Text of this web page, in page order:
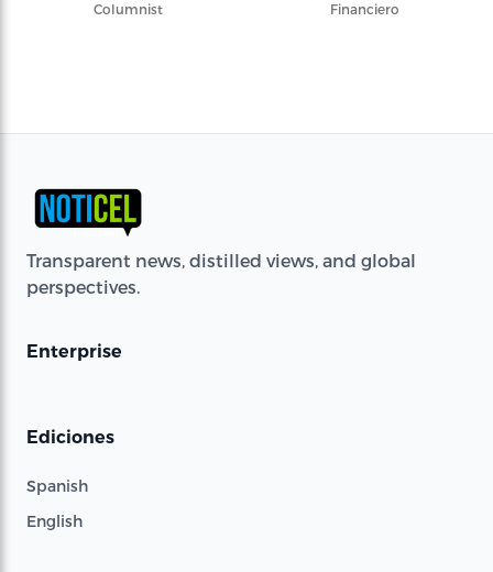
Columnist
Financiero
Transparent news, distilled views, and global
perspectives.
Enterprise
Ediciones
Spanish
English